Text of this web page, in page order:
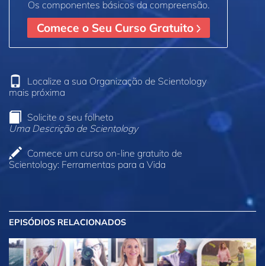
Os componentes básicos da compreensão.
Comece o Seu Curso Gratuito
Localize a sua Organização de Scientology
mais próxima
Solicite o seu folheto
Uma Descrição de Scientology
Comece um curso on‑line gratuito de
Scientology: Ferramentas para a Vida
EPISÓDIOS RELACIONADOS